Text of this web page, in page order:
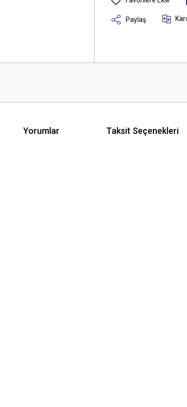
Paylaş
Yorumlar Taksit Seçenekleri